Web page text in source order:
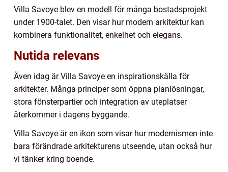
Villa Savoye blev en modell för många bostadsprojekt
under 1900-talet. Den visar hur modern arkitektur kan
kombinera funktionalitet, enkelhet och elegans.
Nutida relevans
Även idag är Villa Savoye en inspirationskälla för
arkitekter. Många principer som öppna planlösningar,
stora fönsterpartier och integration av uteplatser
återkommer i dagens byggande.
Villa Savoye är en ikon som visar hur modernismen inte
bara förändrade arkitekturens utseende, utan också hur
vi tänker kring boende.